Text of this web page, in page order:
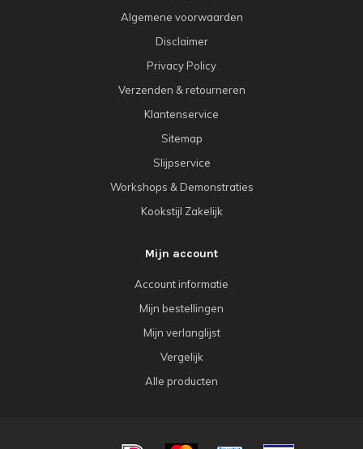
Algemene voorwaarden
Disclaimer
Privacy Policy
Verzenden & retourneren
Klantenservice
Sitemap
Slijpservice
Workshops & Demonstraties
Kookstijl Zakelijk
Mijn account
Account informatie
Mijn bestellingen
Mijn verlanglijst
Vergelijk
Alle producten